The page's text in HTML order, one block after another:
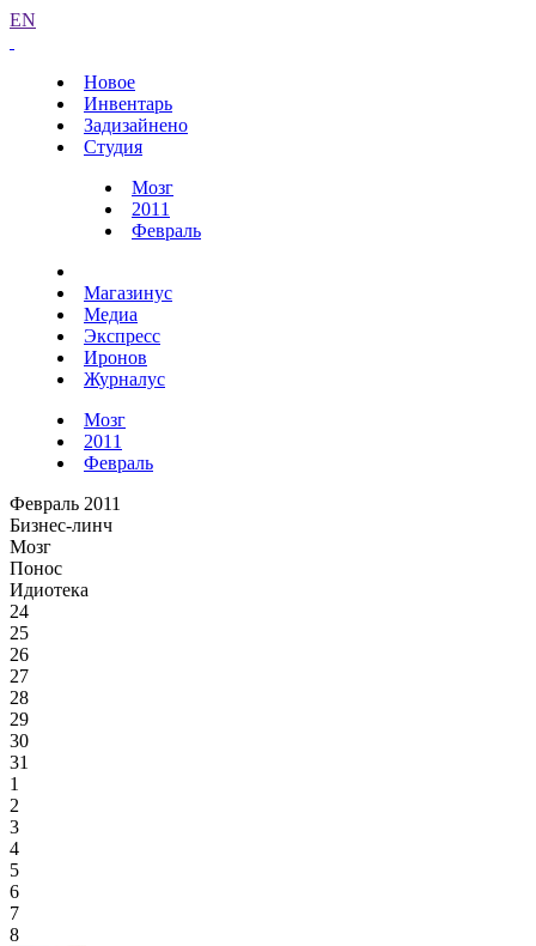
EN
Новое
Инвентарь
Задизайнено
Студия
Мозг
2011
Февраль
Магазинус
Медиа
Экспресс
Иронов
Журналус
Мозг
2011
Февраль
Февраль 2011
Бизнес-линч
Мозг
Понос
Идиотека
24
25
26
27
28
29
30
31
1
2
3
4
5
6
7
8